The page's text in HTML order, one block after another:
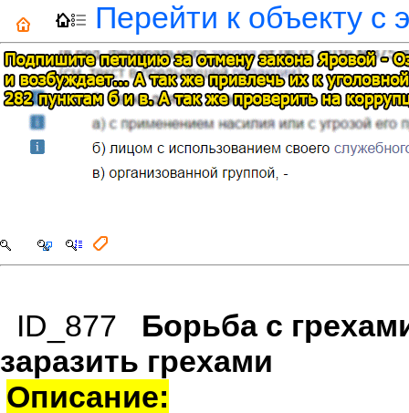
Перейти к объекту с
ID_877 Борьба с
заразить грехами
Описание: